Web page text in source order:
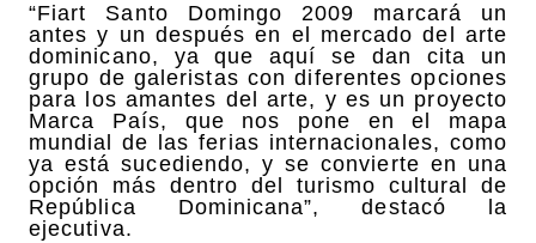
“Fiart Santo Domingo 2009 marcará un
antes y un después en el mercado del arte
dominicano, ya que aquí se dan cita un
grupo de galeristas con diferentes opciones
para los amantes del arte, y es un proyecto
Marca País, que nos pone en el mapa
mundial de las ferias internacionales, como
ya está sucediendo, y se convierte en una
opción más dentro del turismo cultural de
República Dominicana”, destacó la
ejecutiva.